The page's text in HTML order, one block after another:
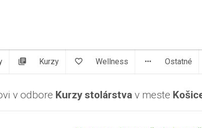
library_books Kurzy favorite_border Wellness more_horiz Ostatné
v odbore Kurzy stolárstva v meste